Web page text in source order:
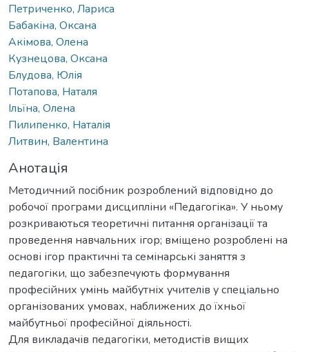
Петриченко, Лариса
Бабакіна, Оксана
Акімова, Олена
Кузнецова, Оксана
Блудова, Юлія
Потапова, Наталя
Ільїна, Олена
Пилипенко, Наталія
Литвин, Валентина
Анотація
Методичний посібник розроблений відповідно до
робочої програми дисципліни «Педагогіка». У ньому
розкриваються теоретичні питання організації та
проведення навчальних ігор; вміщено розроблені на
основі ігор практичні та семінарські заняття з
педагогіки, що забезпечують формування
професійних умінь майбутніх учителів у спеціально
організованих умовах, наближених до їхньої
майбутньої професійної діяльності.
Для викладачів педагогіки, методистів вищих